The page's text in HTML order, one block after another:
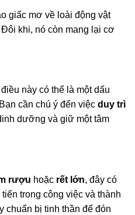
giấc mơ về loài động vật
khi, nó còn mang lại cơ
điều này có thể là một dấu
cần chú ý đến việc duy trì
dưỡng và giữ một tâm
rượu hoặc rết lớn, đây có
trong công việc và thành
chuẩn bị tinh thần để đón